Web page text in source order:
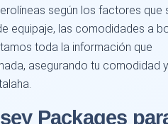
según los factores que
equipaje, las comodidades a
toda la información que
asegurando tu comodidad y
Packages